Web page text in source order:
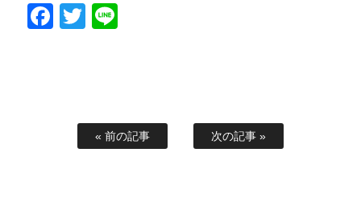
Facebook
Twitter
Line
« 前の記事 次の記事 »